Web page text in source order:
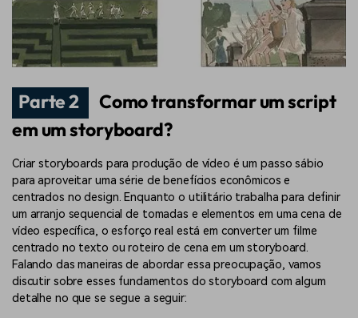
Parte 2
Como transformar um script
em um storyboard?
Criar storyboards para produção de vídeo é um passo sábio
para aproveitar uma série de benefícios econômicos e
centrados no design. Enquanto o utilitário trabalha para definir
um arranjo sequencial de tomadas e elementos em uma cena de
vídeo específica, o esforço real está em converter um filme
centrado no texto ou roteiro de cena em um storyboard.
Falando das maneiras de abordar essa preocupação, vamos
discutir sobre esses fundamentos do storyboard com algum
detalhe no que se segue a seguir: